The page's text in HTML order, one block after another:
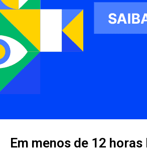
Em menos de 12